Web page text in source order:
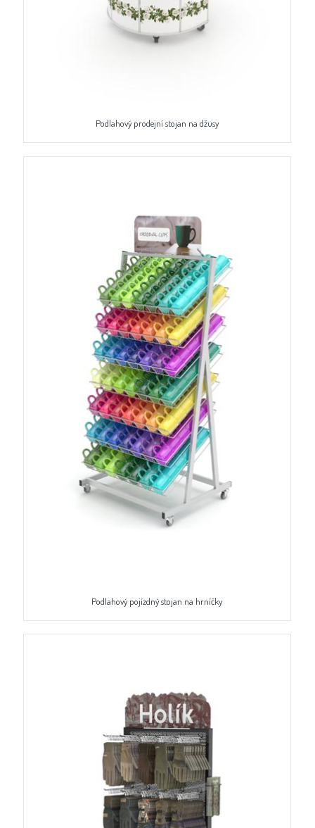
Podlahový prodejní stojan na džusy
Podlahový pojízdný stojan na hrníčky